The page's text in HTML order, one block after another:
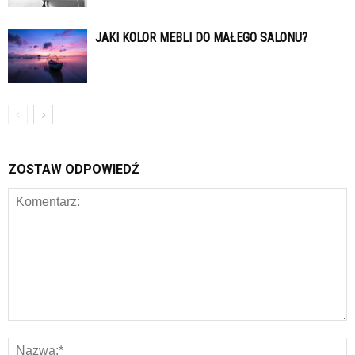
JAKI KOLOR MEBLI DO MAŁEGO SALONU?
ZOSTAW ODPOWIEDŹ